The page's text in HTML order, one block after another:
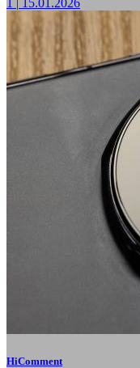
HiComment